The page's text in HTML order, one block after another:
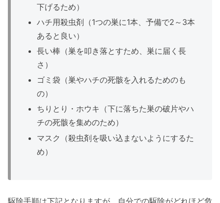
下げるため）
ハチ用殺虫剤（1つの巣に1本、予備で2～3本
あると良い）
長い棒（巣を叩き落とすため、巣に届く長
さ）
ゴミ袋（巣やハチの死骸を入れるためのも
の）
ちりとり・ホウキ（下に落ちた巣の破片やハ
チの死骸を集めのため）
マスク（殺虫剤を吸い込まないようにするた
め）